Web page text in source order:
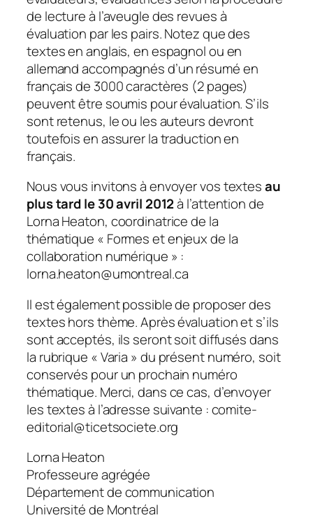
de lecture à l’aveugle des revues à
évaluation par les pairs. Notez que des
textes en anglais, en espagnol ou en
allemand accompagnés d’un résumé en
français de 3000 caractères (2 pages)
peuvent être soumis pour évaluation. S’ils
sont retenus, le ou les auteurs devront
toutefois en assurer la traduction en
français.
Nous vous invitons à envoyer vos textesau
plus tard le 30 avril 2012à l’attention de
Lorna Heaton, coordinatrice de la
thématique « Formes et enjeux de la
collaboration numérique » :
lorna.heaton@umontreal.ca
Il est également possible de proposer des
textes hors thème. Après évaluation et s’ils
sont acceptés, ils seront soit diffusés dans
la rubrique «Varia » du présent numéro, soit
conservés pour un prochain numéro
thématique. Merci, dans ce cas, d’envoyer
les textes à l’adresse suivante : comite-
editorial@ticetsociete.org
Lorna Heaton
Professeure agrégée
Département de communication
Université de Montréal